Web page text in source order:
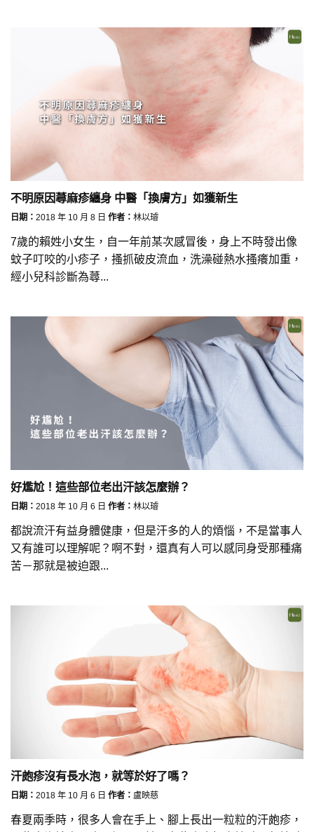
不明原因蕁麻疹纏身 中醫「換膚方」如獲新生
日期： 2018 年 10 月 8 日 作者： 林以璿
7歲的賴姓小女生，自一年前某次感冒後，身上不時發出像
蚊子叮咬的小疹子，搔抓破皮流血，洗澡碰熱水搔癢加重，
經小兒科診斷為蕁...
好尷尬！這些部位老出汗該怎麼辦？
日期： 2018 年 10 月 6 日 作者： 林以璿
都說流汗有益身體健康，但是汗多的人的煩惱，不是當事人
又有誰可以理解呢？啊不對，還真有人可以感同身受那種痛
苦－那就是被迫跟...
汗皰疹沒有長水泡，就等於好了嗎？
日期： 2018 年 10 月 6 日 作者： 盧映慈
春夏兩季時，很多人會在手上、腳上長出一粒粒的汗皰疹，